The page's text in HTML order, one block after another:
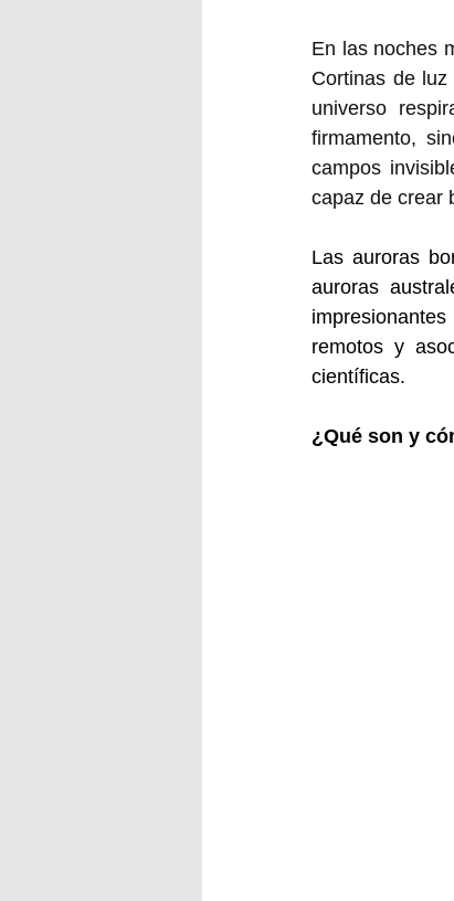
En las noches
Cortinas de
universo
firmamento,
campos
capaz de crear
Las auroras
auroras
remotos y
científicas.
¿Qué son y